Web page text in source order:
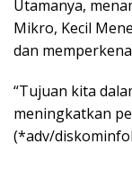
Utamanya,
Mikro, Kecil
dan
“Tujuan kita
meningkatkan
(*adv/